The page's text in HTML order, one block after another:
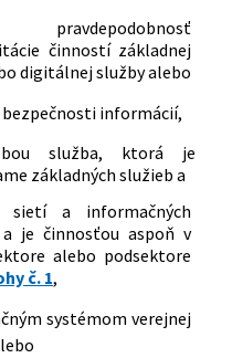
činností základnej
digitálnej služby alebo
informácií,
služba, ktorá je
základných služieb a
sietí a informačných
a je činnosťou aspoň v
alebo podsektore
č. 1,
systémom verejnej